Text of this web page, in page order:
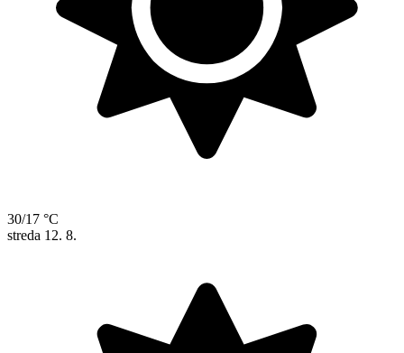
30/17 °C
streda 12. 8.